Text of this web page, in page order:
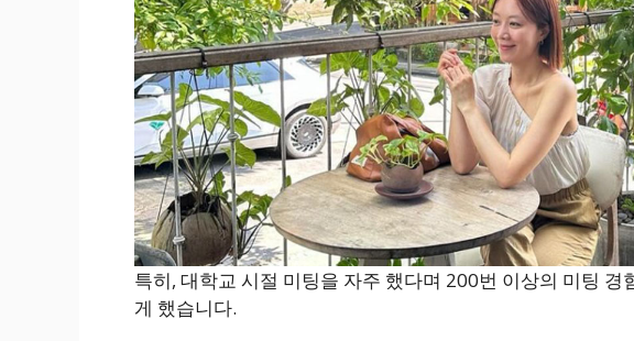
특히, 대학교 시절 미팅을 자주 했다며 200번 이상의 미팅
게 했습니다.